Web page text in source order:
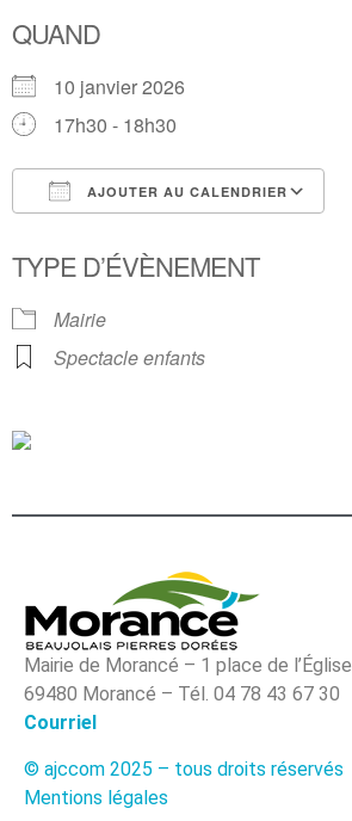
QUAND
10 janvier 2026
17h30 - 18h30
AJOUTER AU CALENDRIER
TYPE D’ÉVÈNEMENT
Mairie
Spectacle enfants
Mairie de Morancé – 1 place de l’Église
69480 Morancé – Tél. 04 78 43 67 30
Courriel
© ajccom 2025 – tous droits réservés
Mentions légales